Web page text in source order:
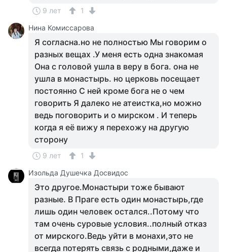
9 лет
1
Нина Комиссарова
Я согласна.но не полностью Мы говорим о
разных вещах .У меня есть одна знакомая
Она с головой ушла в веру в бога. она не
ушла в монастырь. но церковь посещает
постоянно С ней кроме бога не о чем
говорить Я далеко не атеистка,но можно
ведь поговорить и о мирском . И теперь
когда я её вижу я перехожу на другую
сторону
9 лет
1
Изольда Душечка Досвидос
Это другое.Монастыри тоже бывают
разные. В Праге есть один монастырь,где
лишь один человек остался..Потому что
там очень суровые условия..полный отказ
от мирского.Ведь уйти в монахи,это не
всегда потерять связь с родными,даже и